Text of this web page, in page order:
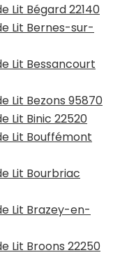
Lit Bégard 22140
Lit Bernes-sur-
Lit Bessancourt
Lit Bezons 95870
Lit Binic 22520
Lit Bouffémont
Lit Bourbriac
Lit Brazey-en-
Lit Broons 22250